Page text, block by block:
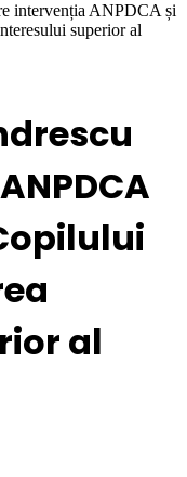
intervenția ANPDCA și
superior al
al